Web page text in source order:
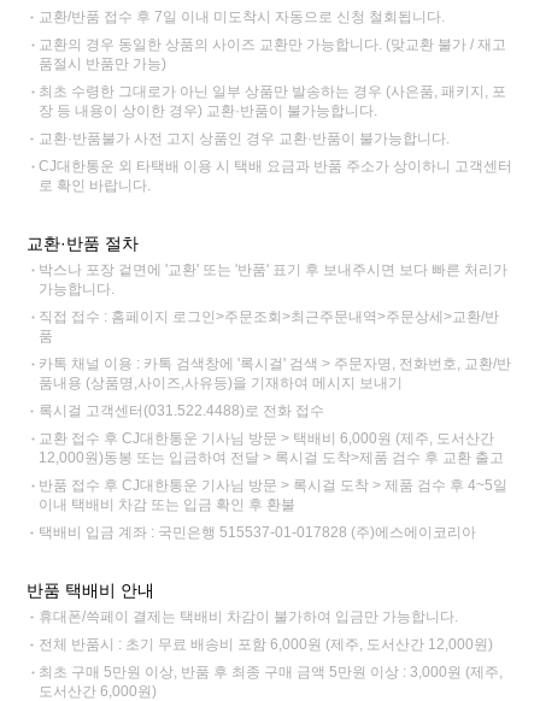
교환/반품 접수 후 7일 이내 미도착시 자동으로 신청 철회됩니다.
교환의 경우 동일한 상품의 사이즈 교환만 가능합니다. (맞교환 불가 / 재고
품절시 반품만 가능)
최초 수령한 그대로가 아닌 일부 상품만 발송하는 경우 (사은품, 패키지, 포
장 등 내용이 상이한 경우) 교환·반품이 불가능합니다.
교환·반품불가 사전 고지 상품인 경우 교환·반품이 불가능합니다.
CJ대한통운 외 타택배 이용 시 택배 요금과 반품 주소가 상이하니 고객센터
로 확인 바랍니다.
교환·반품 절차
박스나 포장 겉면에 '교환' 또는 '반품' 표기 후 보내주시면 보다 빠른 처리가
가능합니다.
직접 접수 : 홈페이지 로그인>주문조회>최근주문내역>주문상세>교환/반
품
카톡 채널 이용 : 카톡 검색창에 '록시걸' 검색 > 주문자명, 전화번호, 교환/반
품내용 (상품명,사이즈,사유등)을 기재하여 메시지 보내기
록시걸 고객센터(031.522.4488)로 전화 접수
교환 접수 후 CJ대한통운 기사님 방문 > 택배비 6,000원 (제주, 도서산간
12,000원)동봉 또는 입금하여 전달 > 록시걸 도착>제품 검수 후 교환 출고
반품 접수 후 CJ대한통운 기사님 방문 > 록시걸 도착 > 제품 검수 후 4~5일
이내 택배비 차감 또는 입금 확인 후 환불
택배비 입금 계좌 : 국민은행 515537-01-017828 (주)에스에이코리아
반품 택배비 안내
휴대폰/쓱페이 결제는 택배비 차감이 불가하여 입금만 가능합니다.
전체 반품시 : 초기 무료 배송비 포함 6,000원 (제주, 도서산간 12,000원)
최초 구매 5만원 이상, 반품 후 최종 구매 금액 5만원 이상 : 3,000원 (제주,
도서산간 6,000원)